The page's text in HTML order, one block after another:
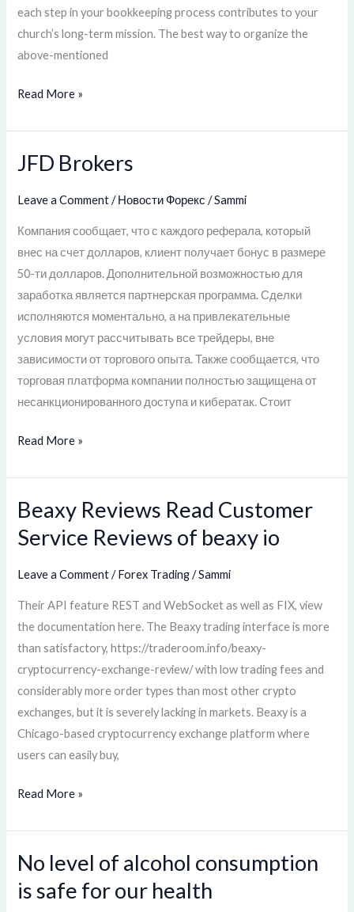
each step in your bookkeeping process contributes to your
church’s long-term mission. The best way to organize the
above-mentioned
Read More »
JFD Brokers
Leave a Comment /Новости Форекс /Sammi
Компания сообщает, что с каждого реферала, который
внес на счет долларов, клиент получает бонус в размере
50-ти долларов. Дополнительной возможностью для
заработка является партнерская программа. Сделки
исполняются моментально, а на привлекательные
условия могут рассчитывать все трейдеры, вне
зависимости от торгового опыта. Также сообщается, что
торговая платформа компании полностью защищена от
несанкционированного доступа и кибератак. Стоит
JFD
Read More »
Beaxy Reviews Read Customer
Service Reviews of beaxy io
Leave a Comment /Forex Trading/Sammi
Their API feature REST and WebSocket as well as FIX, view
the documentation here. The Beaxy trading interface is more
than satisfactory, https://traderoom.info/beaxy-
cryptocurrency-exchange-review/ with low trading fees and
considerably more order types than most other crypto
exchanges, but it is severely lacking in markets. Beaxy is a
Chicago-based cryptocurrency exchange platform where
users can easily buy,
Beaxy
Reviews
Read
Customer
Reviews
of
beaxy
io
Read More »
No level of alcohol consumption
is safe for our health
No
level
of